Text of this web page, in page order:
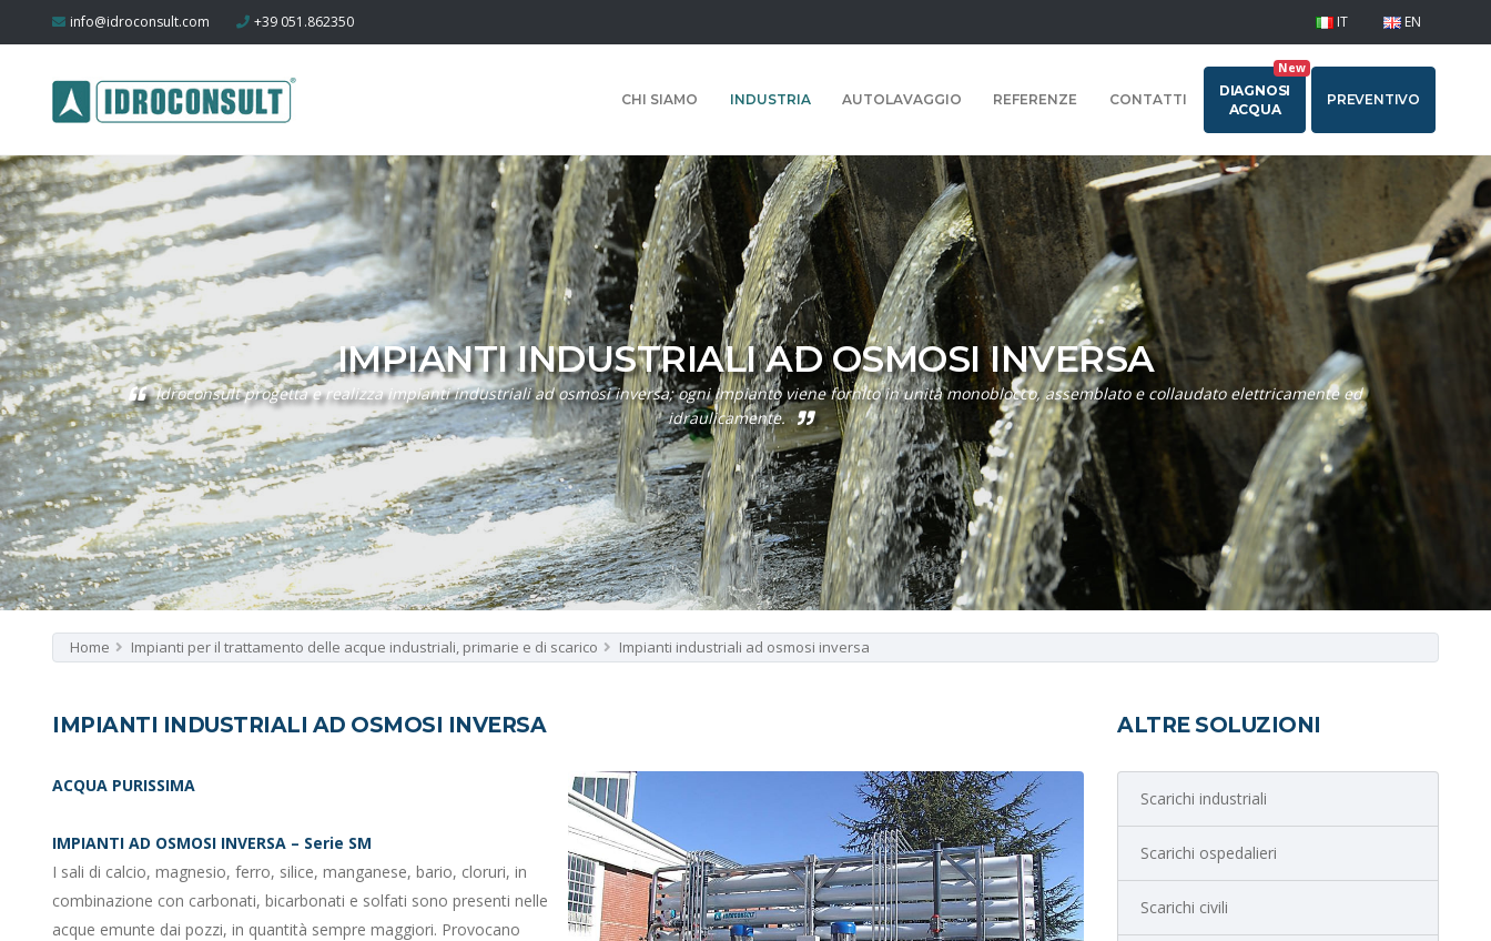
info@idroconsult.com +39 051.862350 IT EN
CHI SIAMO INDUSTRIA AUTOLAVAGGIO REFERENZE CONTATTI
DIAGNOSI
ACQUA
New
PREVENTIVO
IMPIANTI INDUSTRIALI AD OSMOSI INVERSA
Idroconsult progetta e realizza impianti industriali ad osmosi inversa; ogni impianto viene fornito in unità monoblocco, assemblato e collaudato elettricamente ed
idraulicamente.
Home Impianti per il trattamento delle acque industriali, primarie e di scarico Impianti industriali ad osmosi inversa
ALTRE SOLUZIONI
Scarichi industriali
Scarichi ospedalieri
Scarichi civili
IMPIANTI INDUSTRIALI AD OSMOSI INVERSA
ACQUA PURISSIMA
IMPIANTI AD OSMOSI INVERSA – Serie SM
I sali di calcio, magnesio, ferro, silice, manganese, bario, cloruri, in
combinazione con carbonati, bicarbonati e solfati sono presenti nelle
acque emunte dai pozzi, in quantità sempre maggiori. Provocano